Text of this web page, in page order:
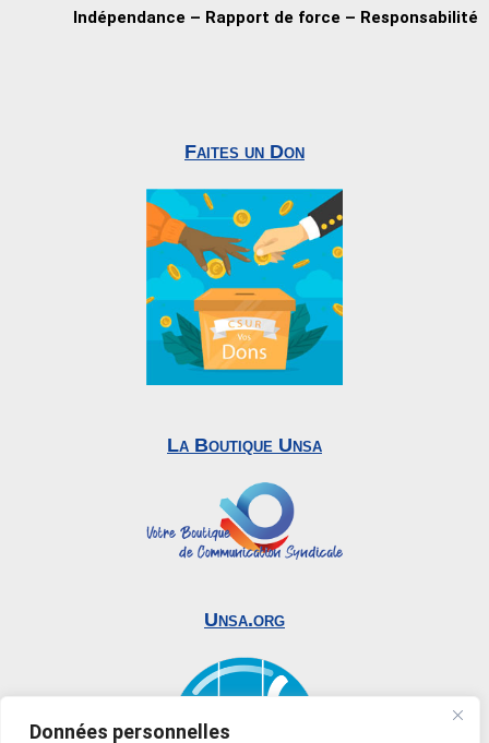
Données personnelles
Indépendance – Rapport de force – Responsabilité
Faites un Don
La Boutique Unsa
Unsa.org